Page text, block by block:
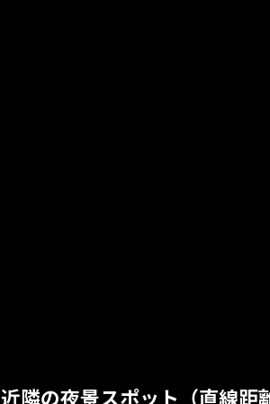
近隣の夜景スポット（直線距